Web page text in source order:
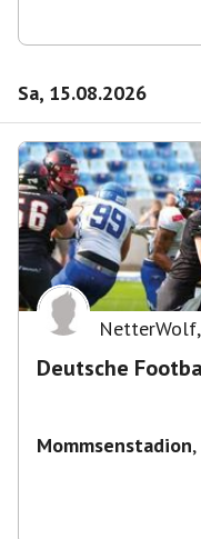
Sa, 15.08.2026
NetterWolf,
Mommsenstadion,